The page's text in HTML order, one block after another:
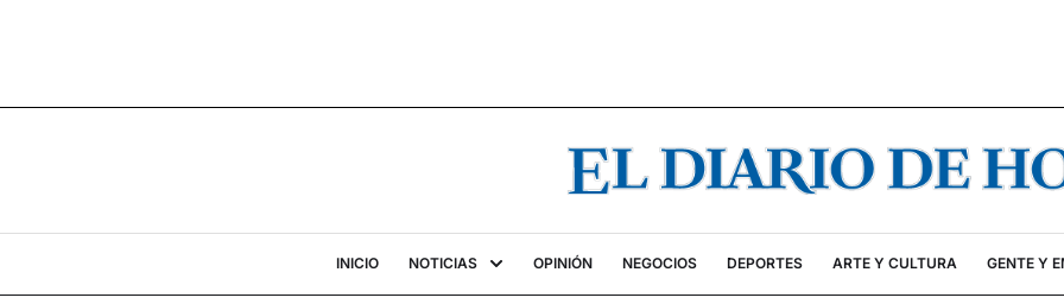
INICIO NOTICIAS OPINIÓN NEGOCIOS DEPORTES ARTE Y CULTURA GENTE Y